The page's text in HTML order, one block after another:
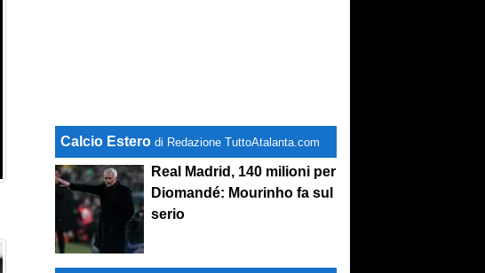
Calcio Estero di Redazione TuttoAtalanta.com
Real Madrid, 140 milioni per
Diomandé: Mourinho fa sul
serio